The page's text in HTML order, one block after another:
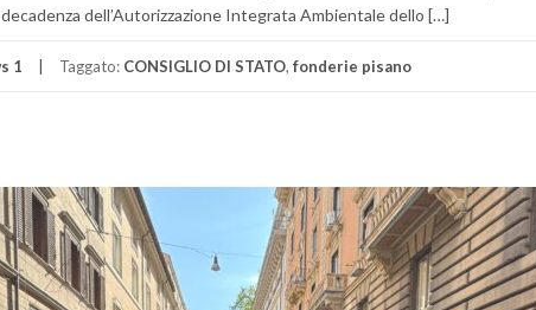
dell’Autorizzazione Integrata Ambientale dello […]
1 Taggato: CONSIGLIO DI STATO, fonderie pisano